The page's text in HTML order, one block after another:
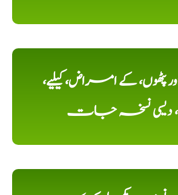
کے امراض، کیلیے،
دیسی نسخہ جات